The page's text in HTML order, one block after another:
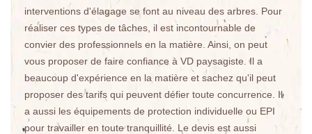
interventions d'élagage se font au niveau des arbres. Pour
réaliser ces types de tâches, il est incontournable de
convier des professionnels en la matière. Ainsi, on peut
vous proposer de faire confiance à VD paysagiste. Il a
beaucoup d'expérience en la matière et sachez qu'il peut
proposer des tarifs qui peuvent défier toute concurrence. Il
a aussi les équipements de protection individuelle ou EPI
pour travailler en toute tranquillité. Le devis est aussi